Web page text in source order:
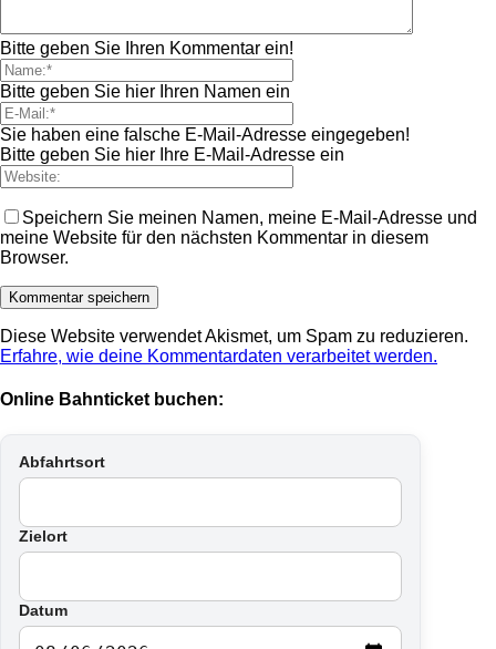
Bitte geben Sie Ihren Kommentar ein!
Bitte geben Sie hier Ihren Namen ein
Sie haben eine falsche E-Mail-Adresse eingegeben!
Bitte geben Sie hier Ihre E-Mail-Adresse ein
Speichern Sie meinen Namen, meine E-Mail-Adresse und
meine Website für den nächsten Kommentar in diesem
Browser.
Diese Website verwendet Akismet, um Spam zu reduzieren.
Erfahre, wie deine Kommentardaten verarbeitet werden.
Online Bahnticket buchen:
Abfahrtsort
Zielort
Datum